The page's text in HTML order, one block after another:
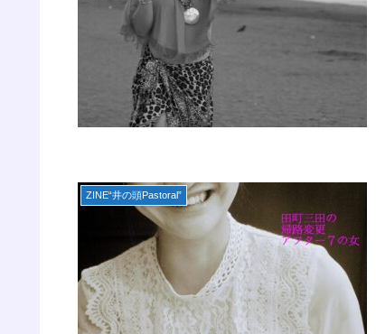
ZINE“井の頭Pastoral”